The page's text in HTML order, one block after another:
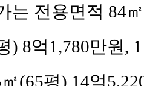
는 전용면적 84
) 8억1,780만원,
(65평) 14억